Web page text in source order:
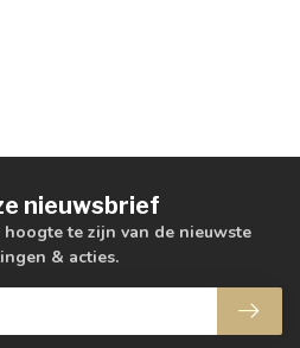
nieuwsbrief
te zijn van de nieuwste
& acties.